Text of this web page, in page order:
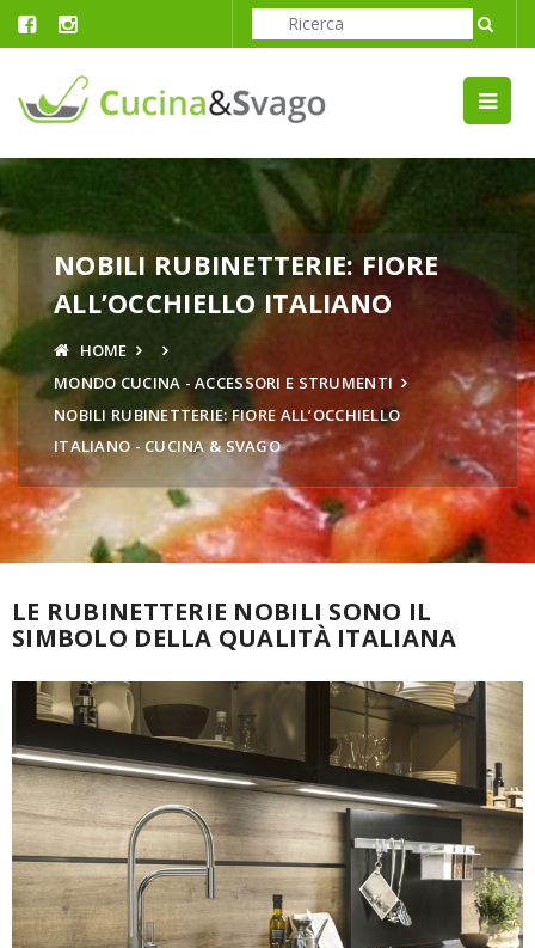
NOBILI RUBINETTERIE: FIORE
ALL’OCCHIELLO ITALIANO
HOME
MONDO CUCINA - ACCESSORI E STRUMENTI
NOBILI RUBINETTERIE: FIORE ALL’OCCHIELLO
ITALIANO - CUCINA & SVAGO
LE RUBINETTERIE NOBILI SONO IL
SIMBOLO DELLA QUALITÀ ITALIANA